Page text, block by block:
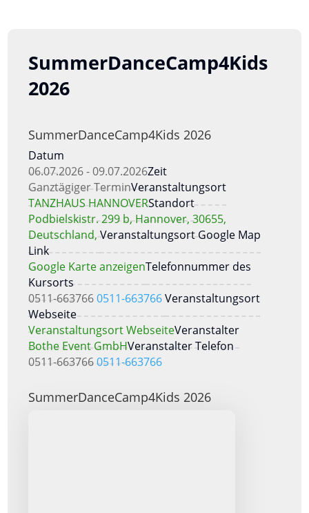
SummerDanceCamp4Kids
2026
SummerDanceCamp4Kids 2026
Datum
06.07.2026 - 09.07.2026Zeit
Ganztägiger TerminVeranstaltungsort
TANZHAUS HANNOVERStandort
Podbielskistr. 299 b, Hannover, 30655,
Deutschland,Veranstaltungsort Google Map
Link
Google Karte anzeigenTelefonnummer des
Kursorts
0511-6637660511-663766Veranstaltungsort
Webseite
Veranstaltungsort WebseiteVeranstalter
Bothe Event GmbHVeranstalter Telefon
0511-6637660511-663766
SummerDanceCamp4Kids 2026